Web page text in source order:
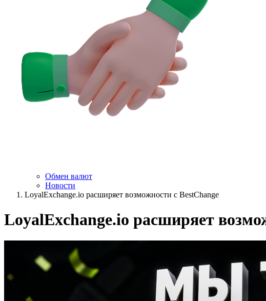
Обмен валют
Новости
LoyalExchange.io расширяет возможности с BestChange
LoyalExchange.io расширяет